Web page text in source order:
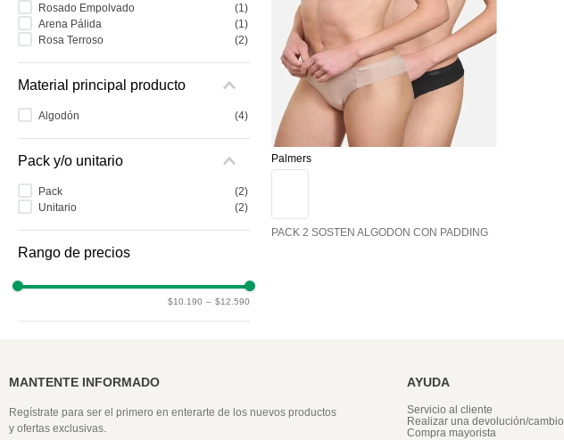
Rosado Empolvado
(1 )
Arena Pálida
(1 )
Rosa Terroso
(2)
Material principal producto
Algodón (4)
Pack y/o unitario
Pack (2)
Unitario
(2)
$10.190 – $12.590
Palmers
PACK 2 SOSTEN ALGODON CON PADDING
MANTENTE INFORMADO
Regístrate para ser el primero en enterarte de los nuevos productos
y ofertas exclusivas.
AYUDA
Servicio al cliente
Realizar una devolución/cambio
Compra mayorista